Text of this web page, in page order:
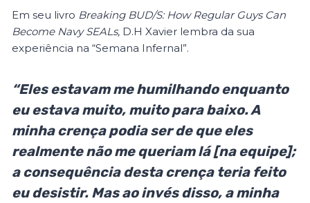
Em seu livro Breaking BUD/S: How Regular Guys Can
Become Navy SEALs, D.H Xavier lembra da sua
experiência na “Semana Infernal”.
“Eles estavam me humilhando enquanto
eu estava muito, muito para baixo. A
minha crença podia ser de que eles
realmente não me queriam lá [na equipe];
a consequência desta crença teria feito
eu desistir. Mas ao invés disso, a minha